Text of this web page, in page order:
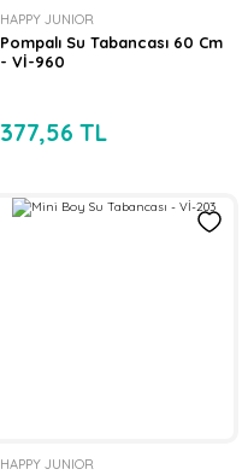
HAPPY JUNIOR
Pompalı Su Tabancası 60 Cm
- Vİ-960
377,56 TL
HAPPY JUNIOR